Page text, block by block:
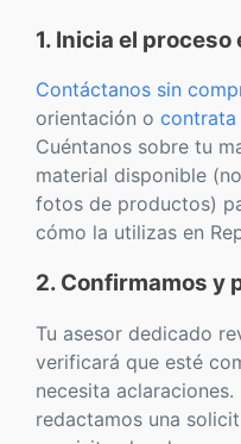
1. Inicia el
Contáctanos sin
orientación o contrata
Cuéntanos sobre tu
material disponible
fotos de productos)
cómo la utilizas en
2. Confirmamos y
Tu asesor dedicado
verificará que esté
necesita
redactamos una